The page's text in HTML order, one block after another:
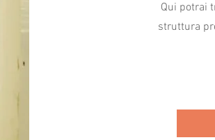
Qui potrai
struttura